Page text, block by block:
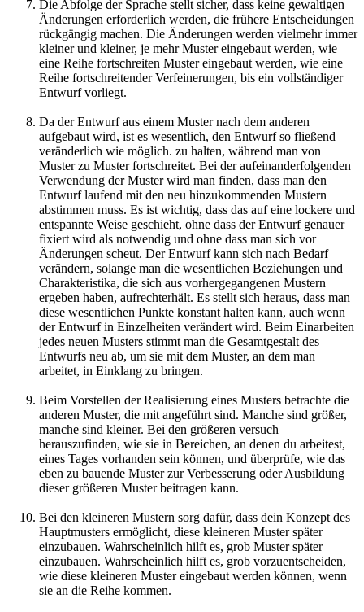
Die Abfolge der Sprache stellt sicher, dass keine gewaltigen
Änderungen erforderlich werden, die frühere Entscheidungen
rückgängig machen. Die Änderungen werden vielmehr immer
kleiner und kleiner, je mehr Muster eingebaut werden, wie
eine Reihe fortschreiten Muster eingebaut werden, wie eine
Reihe fortschreitender Verfeinerungen, bis ein vollständiger
Entwurf vorliegt.
Da der Entwurf aus einem Muster nach dem anderen
aufgebaut wird, ist es wesentlich, den Entwurf so fließend
veränderlich wie möglich. zu halten, während man von
Muster zu Muster fortschreitet. Bei der aufeinanderfolgenden
Verwendung der Muster wird man finden, dass man den
Entwurf laufend mit den neu hinzukommenden Mustern
abstimmen muss. Es ist wichtig, dass das auf eine lockere und
entspannte Weise geschieht, ohne dass der Entwurf genauer
fixiert wird als notwendig und ohne dass man sich vor
Änderungen scheut. Der Entwurf kann sich nach Bedarf
verändern, solange man die wesentlichen Beziehungen und
Charakteristika, die sich aus vorhergegangenen Mustern
ergeben haben, aufrechterhält. Es stellt sich heraus, dass man
diese wesentlichen Punkte konstant halten kann, auch wenn
der Entwurf in Einzelheiten verändert wird. Beim Einarbeiten
jedes neuen Musters stimmt man die Gesamtgestalt des
Entwurfs neu ab, um sie mit dem Muster, an dem man
arbeitet, in Einklang zu bringen.
Beim Vorstellen der Realisierung eines Musters betrachte die
anderen Muster, die mit angeführt sind. Manche sind größer,
manche sind kleiner. Bei den größeren versuch
herauszufinden, wie sie in Bereichen, an denen du arbeitest,
eines Tages vorhanden sein können, und überprüfe, wie das
eben zu bauende Muster zur Verbesserung oder Ausbildung
dieser größeren Muster beitragen kann.
Bei den kleineren Mustern sorg dafür, dass dein Konzept des
Hauptmusters ermöglicht, diese kleineren Muster später
einzubauen. Wahrscheinlich hilft es, grob Muster später
einzubauen. Wahrscheinlich hilft es, grob vorzuentscheiden,
wie diese kleineren Muster eingebaut werden können, wenn
sie an die Reihe kommen.